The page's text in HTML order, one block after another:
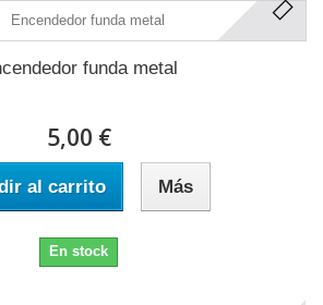
funda metal
5,00 €
al carrito Más
En stock